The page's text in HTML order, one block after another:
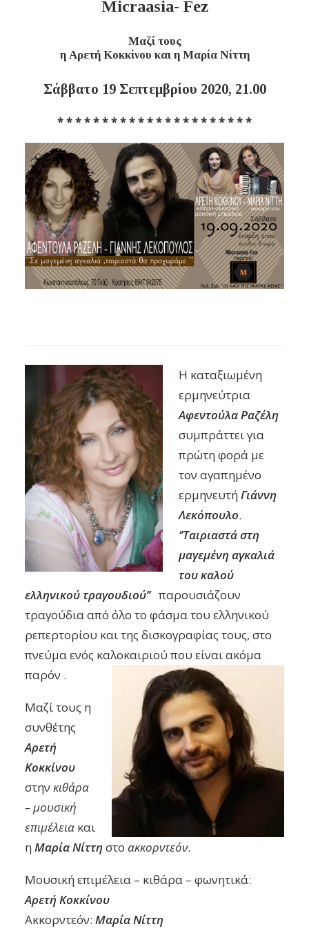
Micraasia- Fez
Μαζί τους
η Αρετή Κοκκίνου και η Μαρία Νίττη
Σάββατο 19 Σεπτεμβρίου 2020, 21.00
* * * * * * * * * * * * * * * * * * * * * *
Η καταξιωμένη
ερμηνεύτρια
Αφεντούλα Ραζέλη
συμπράττει για
πρώτη φορά με
τον αγαπημένο
ερμηνευτή Γιάννη
Λεκόπουλο.
‘’Ταιριαστά στη
μαγεμένη αγκαλιά
του καλού
ελληνικού τραγουδιού’’ παρουσιάζουν
τραγούδια από όλο το φάσμα του ελληνικού
ρεπερτορίου και της δισκογραφίας τους, στο
πνεύμα ενός καλοκαιριού που είναι ακόμα
παρόν .
Μαζί τους η
συνθέτης
Αρετή
Κοκκίνου
στην κιθάρα
– μουσική
επιμέλεια και
η Μαρία Νίττη στο ακκορντεόν.
Μουσική επιμέλεια – κιθάρα – φωνητικά:
Αρετή Κοκκίνου
Ακκορντεόν: Μαρία Νίττη